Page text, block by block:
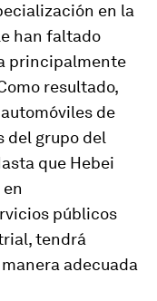
en la
han faltado
principalmente
resultado,
de
del grupo del
que Hebei
públicos
tendrá
adecuada